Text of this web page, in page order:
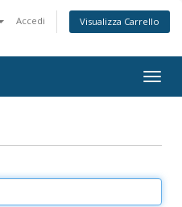
Accedi Visualizza Carrello